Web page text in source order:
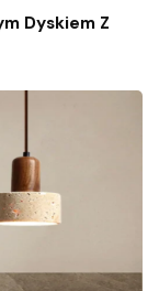
Dyskiem Z